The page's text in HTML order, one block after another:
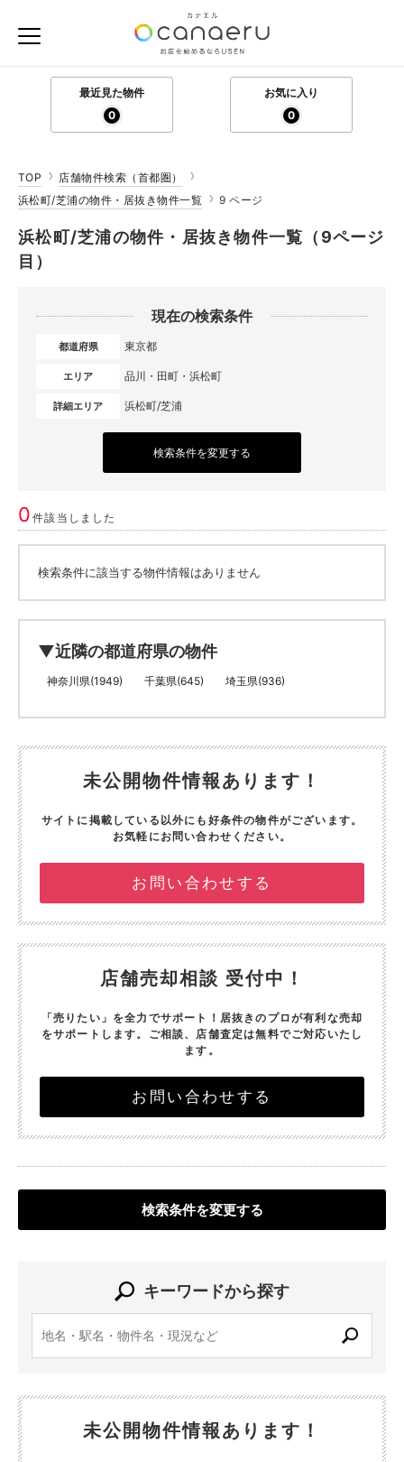
最近見た物件
0
お気に入り
0
TOP
店舗物件検索（首都圏）
浜松町/芝浦の物件・居抜き物件一覧
9 ページ
浜松町/芝浦の物件・居抜き物件一覧（9ページ
目）
現在の検索条件
都道府県 東京都
エリア 品川・田町・浜松町
詳細エリア 浜松町/芝浦
検索条件を変更する
0件該当しました
検索条件に該当する物件情報はありません
▼近隣の都道府県の物件
神奈川県(1949) 千葉県(645) 埼玉県(936)
未公開物件情報あります！
サイトに掲載している以外にも好条件の物件がございます。
お気軽にお問い合わせください。
お問い合わせする
店舗売却相談 受付中！
「売りたい」を全力でサポート！ 居抜きのプロが有利な売却
をサポートします。 ご相談、店舗査定は無料でご対応いたし
ます。
お問い合わせする
検索条件を変更する
キーワードから探す
未公開物件情報あります！